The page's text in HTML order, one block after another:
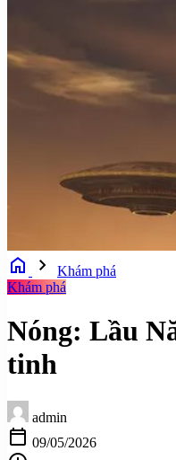
home chevron_right
Khám phá
Khám phá
Nóng: Lầu
tinh
admin
calendar_today 09/05/2026